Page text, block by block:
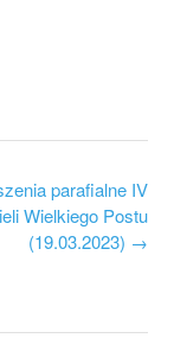
parafialne IV
Wielkiego Postu
(19.03.2023) →